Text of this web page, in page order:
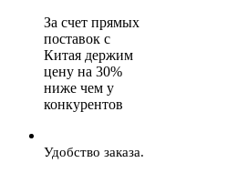
За счет прямых
поставок с
Китая держим
цену на 30%
ниже чем у
конкурентов
Удобство заказа.